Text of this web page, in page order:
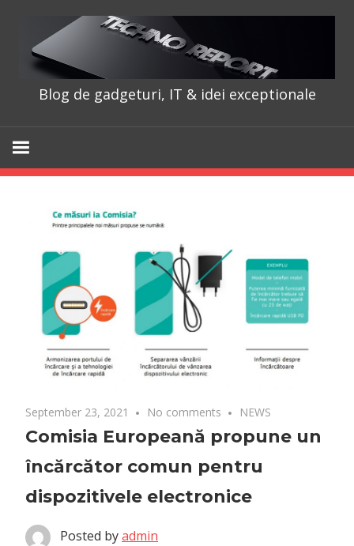
content
Blog de gadgeturi, IT & idei exceptionale
September 23, 2021 No comments NEWS
Comisia Europeană propune un
încărcător comun pentru
dispozitivele electronice
Posted byadmin